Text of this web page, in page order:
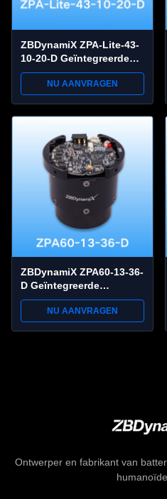
ZBDynamiX ZPA-Lite-43-
10-20-D Geïntegreerde
Planetary Joint Actuator
14 Nm Piek koppel, 100
rpm, OD53 mm
NU AANVRAGEN
ZBDynamiX ZPA60-13-36-
D Geïntegreerde
Planetaire Joint Actuator
50 Nm Peak Torque, 36:1
verhouding, OD73 mm
NU AANVRAGEN
Ontwerper en fabrikant van